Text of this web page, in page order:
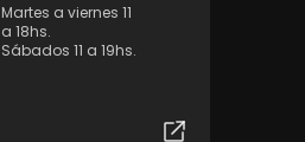
Martes a viernes 11
a 18hs.
Sábados 11 a 19hs.